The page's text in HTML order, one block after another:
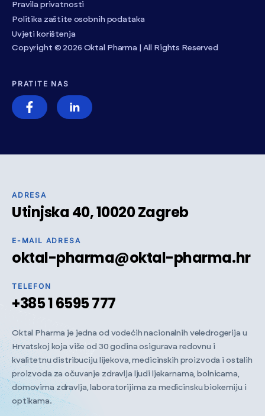
ADRESA
Utinjska 40, 10020 Zagreb
E-MAIL ADRESA
oktal-pharma@oktal-pharma.hr
TELEFON
+385 1 6595 777
Oktal Pharma je jedna od vodećih nacionalnih veledrogerija u
Hrvatskoj koja više od 30 godina osigurava redovnu i
kvalitetnu distribuciju lijekova, medicinskih proizvoda i ostalih
proizvoda za očuvanje zdravlja ljudi ljekarnama, bolnicama,
domovima zdravlja, laboratorijima za medicinsku biokemiju i
optikama.
Pravila privatnosti
Politika zaštite osobnih podataka
Uvjeti korištenja
Copyright © 2026 Oktal Pharma | All Rights Reserved
PRATITE NAS